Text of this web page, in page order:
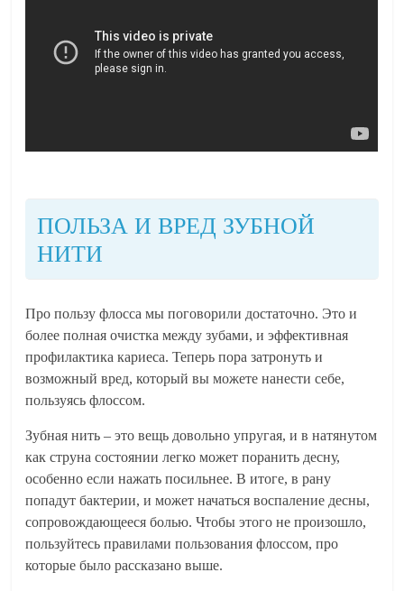
ПОЛЬЗА И ВРЕД ЗУБНОЙ
НИТИ
Про пользу флосса мы поговорили достаточно. Это и
более полная очистка между зубами, и эффективная
профилактика кариеса. Теперь пора затронуть и
возможный вред, который вы можете нанести себе,
пользуясь флоссом.
Зубная нить – это вещь довольно упругая, и в натянутом
как струна состоянии легко может поранить десну,
особенно если нажать посильнее. В итоге, в рану
попадут бактерии, и может начаться воспаление десны,
сопровождающееся болью. Чтобы этого не произошло,
пользуйтесь правилами пользования флоссом, про
которые было рассказано выше.